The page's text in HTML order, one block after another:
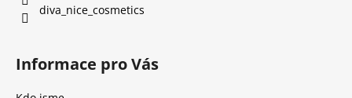
diva_nice_cosmetics
Informace pro Vás